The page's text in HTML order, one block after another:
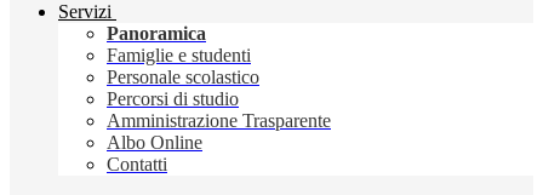
Servizi
Panoramica
Famiglie e studenti
Personale scolastico
Percorsi di studio
Amministrazione Trasparente
Albo Online
Contatti